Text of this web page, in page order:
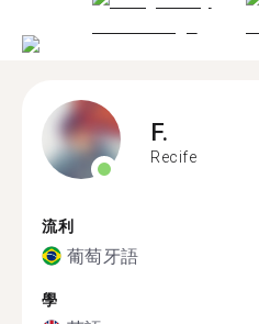
F.
Recife
流利
葡萄牙語
學